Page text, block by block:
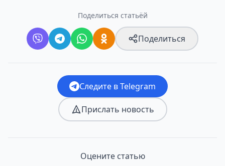
Поделиться статьёй
Поделиться
Следите в Telegram
Прислать новость
Оцените статью